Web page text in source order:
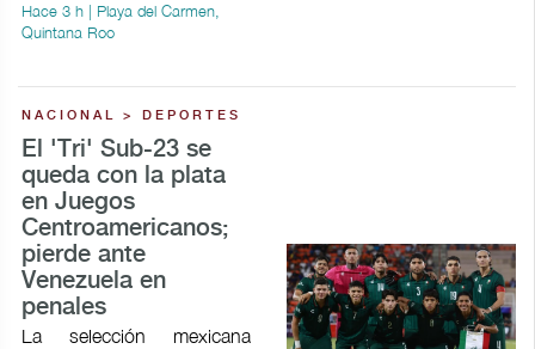
Hace 3 h | Playa del Carmen,
Quintana Roo
NACIONAL > DEPORTES
El 'Tri' Sub-23 se
queda con la plata
en Juegos
Centroamericanos;
pierde ante
Venezuela en
penales
La selección mexicana